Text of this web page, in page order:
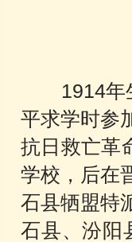
1914年生
平求学时参
抗日救亡革
学校，后在
石县牺盟特
石县、汾阳